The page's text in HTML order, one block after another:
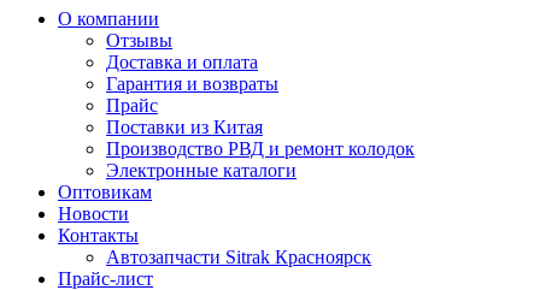
О компании
Отзывы
Доставка и оплата
Гарантия и возвраты
Прайс
Поставки из Китая
Производство РВД и ремонт колодок
Электронные каталоги
Оптовикам
Новости
Контакты
Автозапчасти Sitrak Красноярск
Прайс-лист